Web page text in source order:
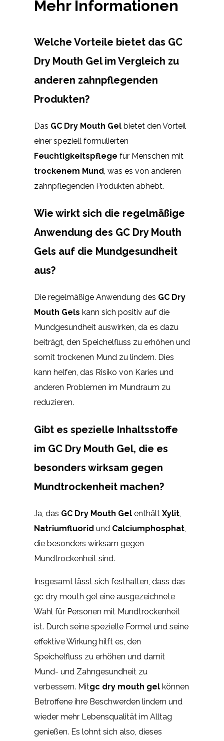
Mehr Informationen
Welche Vorteile bietet das GC
Dry Mouth Gel im Vergleich zu
anderen zahnpflegenden
Produkten?
Das GC Dry Mouth Gel bietet den Vorteil
einer speziell formulierten
Feuchtigkeitspflege für Menschen mit
trockenem Mund, was es von anderen
zahnpflegenden Produkten abhebt.
Wie wirkt sich die regelmäßige
Anwendung des GC Dry Mouth
Gels auf die Mundgesundheit
aus?
Die regelmäßige Anwendung des GC Dry
Mouth Gels kann sich positiv auf die
Mundgesundheit auswirken, da es dazu
beiträgt, den Speichelfluss zu erhöhen und
somit trockenen Mund zu lindern. Dies
kann helfen, das Risiko von Karies und
anderen Problemen im Mundraum zu
reduzieren.
Gibt es spezielle Inhaltsstoffe
im GC Dry Mouth Gel, die es
besonders wirksam gegen
Mundtrockenheit machen?
Ja, das GC Dry Mouth Gel enthält Xylit,
Natriumfluorid und Calciumphosphat,
die besonders wirksam gegen
Mundtrockenheit sind.
Insgesamt lässt sich festhalten, dass das
gc dry mouth gel eine ausgezeichnete
Wahl für Personen mit Mundtrockenheit
ist. Durch seine spezielle Formel und seine
effektive Wirkung hilft es, den
Speichelfluss zu erhöhen und damit
Mund- und Zahngesundheit zu
verbessern. Mitgc dry mouth gel können
Betroffene ihre Beschwerden lindern und
wieder mehr Lebensqualität im Alltag
genießen. Es lohnt sich also, dieses